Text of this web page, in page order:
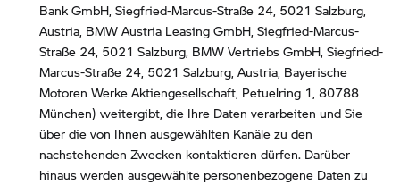
Bank GmbH, Siegfried-Marcus-Straße 24, 5021 Salzburg,
Austria, BMW Austria Leasing GmbH, Siegfried-Marcus-
Straße 24, 5021 Salzburg, BMW Vertriebs GmbH, Siegfried-
Marcus-Straße 24, 5021 Salzburg, Austria, Bayerische
Motoren Werke Aktiengesellschaft, Petuelring 1, 80788
München) weitergibt, die Ihre Daten verarbeiten und Sie
über die von Ihnen ausgewählten Kanäle zu den
nachstehenden Zwecken kontaktieren dürfen. Darüber
hinaus werden ausgewählte personenbezogene Daten zu